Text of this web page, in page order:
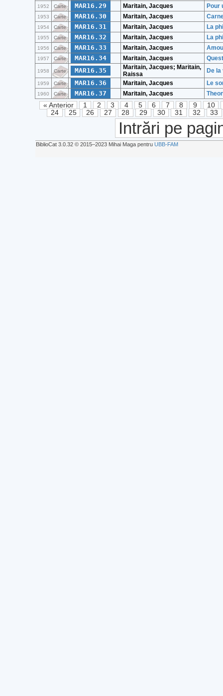
1952 Carte MAR16.29 Maritain, Jacques Pour
1953 Carte MAR16.30 Maritain, Jacques
1954 Carte MAR16.31 Maritain, Jacques La
1955 Carte MAR16.32 Maritain, Jacques La
1956 Carte MAR16.33 Maritain, Jacques
1957 Carte MAR16.34 Maritain, Jacques
1958 Carte MAR16.35
Maritain, Jacques; Maritain,
Raissa
De
1959 Carte MAR16.36 Maritain, Jacques Le
1960 Carte MAR16.37 Maritain, Jacques
« Anterior 1 2 3 4 5 6 7 8 9
10
24
25 26 27 28 29 30 31 32 33
Intrări pe
BiblioCat 3.0.32 © 2015‒2023 Mihai Maga pentru UBB-FAM